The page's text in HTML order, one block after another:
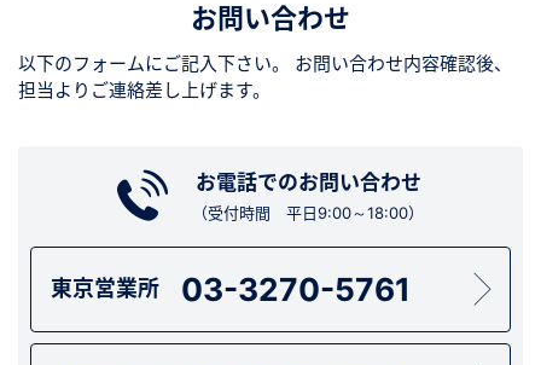
お問い合わせ
以下のフォームにご記入下さい。
お問い合わせ内容確認後、
担当よりご連絡差し上げます。
お電話でのお問い合わせ
（受付時間 平日9:00～18:00）
東京営業所 03-3270-5761